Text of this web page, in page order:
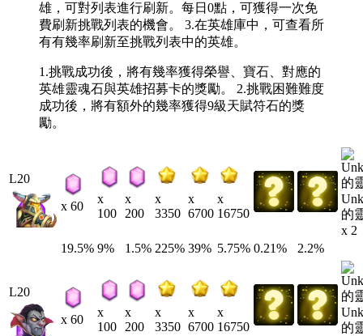
雄，可對列表進行刷新。每日0點，可獲得一次免
費刷新挑戰列表的機會。 3.在英雄庫中，可查看所
有有幾率刷新至挑戰列表中的英雄。
1.挑戰成功後，將有幾率獲得榮譽、寶石、對應的
英雄靈魂石與英雄招募卡的獎勵。 2.挑戰困難難度
成功後，將有額外的幾率獲得9級天賦符石的獎
勵。
L20
x 60
x
100
x
200
x
3350
x
6700
x
16750
的
x 2
19.5% 9% 1.5% 225% 39% 5.75% 0.21% 2.2%
L20
x 60
x
100
x
200
x
3350
x
6700
x
16750
的